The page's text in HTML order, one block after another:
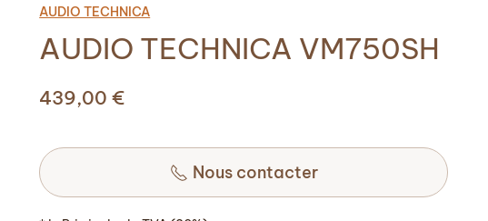
AUDIO TECHNICA
AUDIO TECHNICA VM750SH
439,00€
Nous contacter